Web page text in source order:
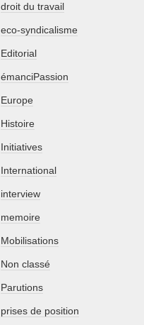
droit du travail
eco-syndicalisme
Editorial
émanciPassion
Europe
Histoire
Initiatives
International
interview
memoire
Mobilisations
Non classé
Parutions
prises de position